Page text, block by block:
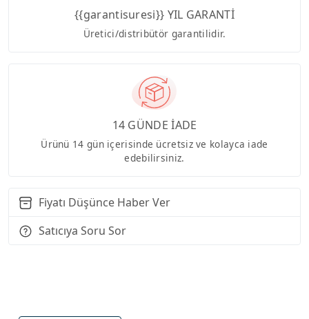
{{garantisuresi}} YIL GARANTİ
Üretici/distribütör garantilidir.
14 GÜNDE İADE
Ürünü 14 gün içerisinde ücretsiz ve kolayca iade
edebilirsiniz.
Fiyatı Düşünce Haber Ver
Satıcıya Soru Sor